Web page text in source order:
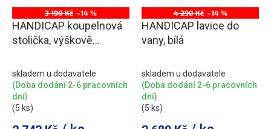
3 190 Kč –14 %
HANDICAP koupelnová
stolička, výškově
skladem u dodavatele
(Doba dodání 2-6 pracovních
dní)
(5 ks)
4 290 Kč –14 %
HANDICAP lavice do
vany, bílá
skladem u dodavatele
(Doba dodání 2-6 pracovních
dní)
(5 ks)